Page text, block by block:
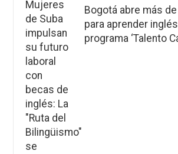
Bogotá abre más
para aprender
programa ‘Talento